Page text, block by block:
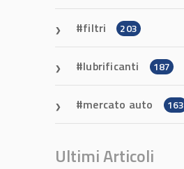
filtri 203
lubrificanti 187
mercato auto 163
Ultimi Articoli